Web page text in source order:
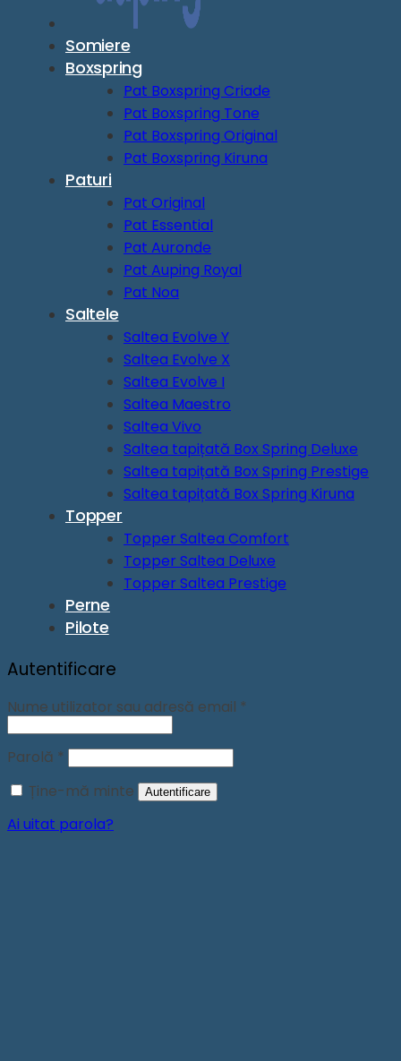
Somiere
Boxspring
Pat Boxspring Criade
Pat Boxspring Tone
Pat Boxspring Original
Pat Boxspring Kiruna
Paturi
Pat Original
Pat Essential
Pat Auronde
Pat Auping Royal
Pat Noa
Saltele
Saltea Evolve Y
Saltea Evolve X
Saltea Evolve I
Saltea Maestro
Saltea Vivo
Saltea tapițată Box Spring Deluxe
Saltea tapițată Box Spring Prestige
Saltea tapițată Box Spring Kiruna
Topper
Topper Saltea Comfort
Topper Saltea Deluxe
Topper Saltea Prestige
Perne
Pilote
Autentificare
Nume utilizator sau adresă email *
Parolă * Obligatoriu
Ține-mă minte
Autentificare
Ai uitat parola?